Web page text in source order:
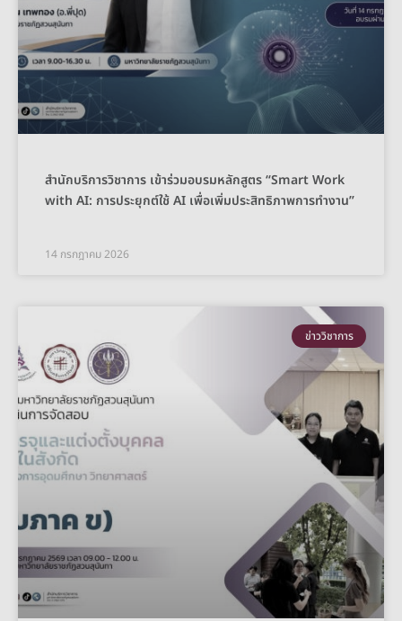
สำนักบริการวิชาการ เข้าร่วมอบรมหลักสูตร “Smart Work
with AI: การประยุกต์ใช้ AI เพื่อเพิ่มประสิทธิภาพการทำงาน”
14 กรกฎาคม 2026
ข่าววิชาการ